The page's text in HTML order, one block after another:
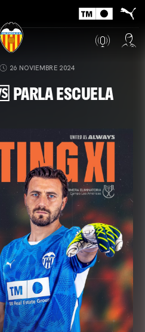
26 NOVIEMBRE 2024
PARLA ESCUELA